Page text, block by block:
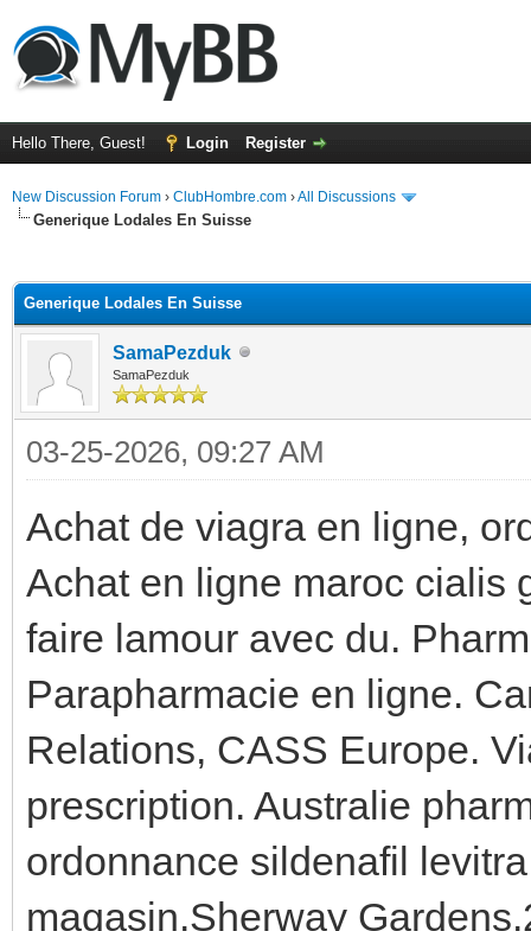
Hello There, Guest! Login Register
New Discussion Forum › ClubHombre.com ›All Discussions
Generique Lodales En Suisse
Generique Lodales En Suisse
SamaPezduk
SamaPezduk
03-25-2026, 09:27 AM
Achat de viagra en ligne,
Achat en ligne maroc cialis
faire lamour avec du.
Parapharmacie en ligne.
Relations, CASS Europe.
prescription. Australie
ordonnance sildenafil
magasin.Sherway